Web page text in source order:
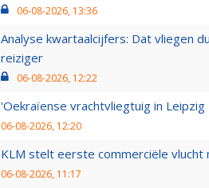
06-08-2026, 13:36
Analyse kwartaalcijfers: Dat vliegen
reiziger
06-08-2026, 12:22
'Oekraïense vrachtvliegtuig in
06-08-2026, 12:20
KLM stelt eerste commerciële
06-08-2026, 11:17